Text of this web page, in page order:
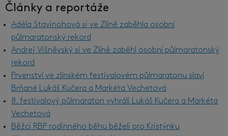
Články a reportáže
Adéla Stavinohová si ve Zlíně zaběhla osobní
půlmaratonský rekord
Andrej Višněvský si ve Zlíně zaběhl osobní půlmaratonský
rekord
Prvenství ve zlínském festivalovém půlmaratonu slaví
Brňané Lukáš Kučera a Markéta Vechetová
8. festivalový půlmaraton vyhráli Lukáš Kučera a Markéta
Vechetová
Běžci RBP rodinného běhu běželi pro Kristýnku